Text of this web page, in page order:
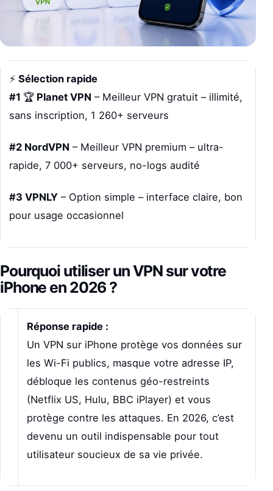
⚡ Sélection rapide
#1 🏆 Planet VPN – Meilleur VPN gratuit – illimité,
sans inscription, 1 260+ serveurs
#2 NordVPN – Meilleur VPN premium – ultra-
rapide, 7 000+ serveurs, no-logs audité
#3 VPNLY – Option simple – interface claire, bon
pour usage occasionnel
Pourquoi utiliser un VPN sur votre
iPhone en 2026 ?
Réponse rapide :
Un VPN sur iPhone protège vos données sur
les Wi-Fi publics, masque votre adresse IP,
débloque les contenus géo-restreints
(Netflix US, Hulu, BBC iPlayer) et vous
protège contre les attaques. En 2026, c’est
devenu un outil indispensable pour tout
utilisateur soucieux de sa vie privée.